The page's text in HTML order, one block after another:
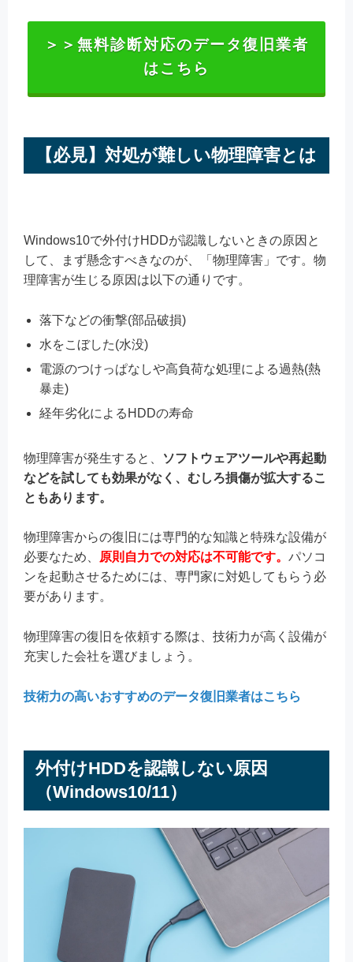
＞＞無料診断対応のデータ復旧業者
はこちら
【必見】対処が難しい物理障害とは
Windows10で外付けHDDが認識しないときの原因と
して、まず懸念すべきなのが、「物理障害」です。物
理障害が生じる原因は以下の通りです。
落下などの衝撃(部品破損)
水をこぼした(水没)
電源のつけっぱなしや高負荷な処理による過熱(熱
暴走)
経年劣化によるHDDの寿命
物理障害が発生すると、
ソフトウェアツールや再起動
などを試しても効果がなく、 むしろ損傷が拡大するこ
ともあります。
物理障害からの復旧には専門的な知識と特殊な設備が
必要なため、 原則自力での対応は不可能です。 パソコ
ンを起動させるためには、専門家に対処してもらう必
要があります。
物理障害の復旧を依頼する際は、技術力が高く設備が
充実した会社を選びましょう。
技術力の高いおすすめのデータ復旧業者はこちら
外付けHDDを認識しない原因
（Windows10/11）